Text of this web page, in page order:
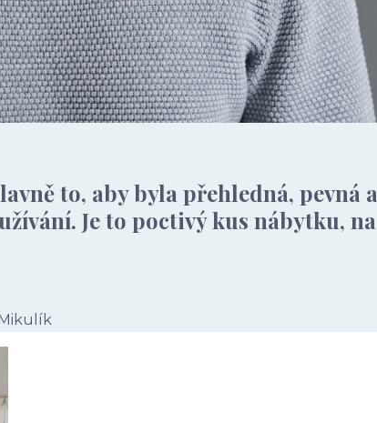
to, aby byla přehledná, pevná a
Je to poctivý kus nábytku, na